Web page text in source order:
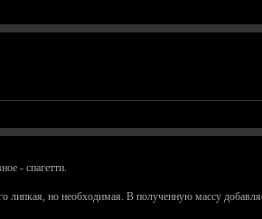
- спагетти.
но необходимая. В полученную массу